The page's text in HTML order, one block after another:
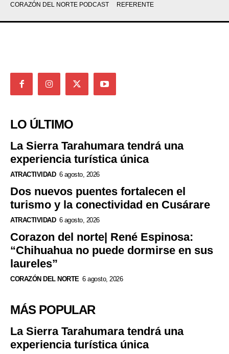
CORAZÓN DEL NORTE PODCAST
REFERENTE
LO ÚLTIMO
La Sierra Tarahumara tendrá una
experiencia turística única
ATRACTIVIDAD 6 agosto, 2026
Dos nuevos puentes fortalecen el
turismo y la conectividad en Cusárare
ATRACTIVIDAD 6 agosto, 2026
Corazon del norte| René Espinosa:
“Chihuahua no puede dormirse en sus
laureles”
CORAZÓN DEL NORTE 6 agosto, 2026
MÁS POPULAR
La Sierra Tarahumara tendrá una
experiencia turística única